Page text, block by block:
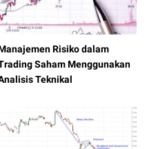
Risiko dalam
Saham Menggunakan
Teknikal